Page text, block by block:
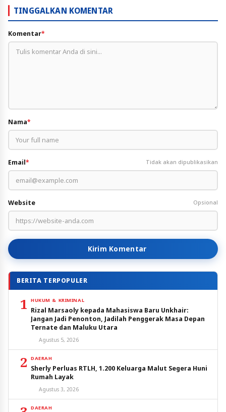
TINGGALKAN KOMENTAR
Komentar*
Nama*
Email* Tidak akan dipublikasikan
Website Opsional
Kirim Komentar
BERITA TERPOPULER
1 HUKUM & KRIMINAL
Rizal Marsaoly kepada Mahasiswa Baru Unkhair:
Jangan Jadi Penonton, Jadilah Penggerak Masa Depan
Ternate dan Maluku Utara
Agustus 5, 2026
2 DAERAH
Sherly Perluas RTLH, 1.200 Keluarga Malut Segera Huni
Rumah Layak
Agustus 3, 2026
DAERAH